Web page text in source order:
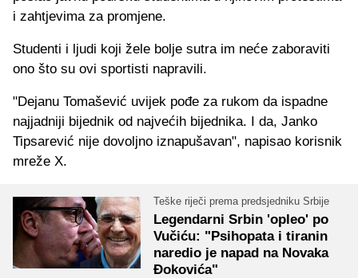
i zahtjevima za promjene.
Studenti i ljudi koji žele bolje sutra im neće zaboraviti
ono što su ovi sportisti napravili.
"Dejanu Tomašević uvijek pođe za rukom da ispadne
najjadniji bijednik od najvećih bijednika. I da, Janko
Tipsarević nije dovoljno iznapušavan", napisao korisnik
mreže X.
Teške riječi prema predsjedniku Srbije
Legendarni Srbin 'opleo' po
Vučiću: "Psihopata i tiranin
naredio je napad na Novaka
Đokovića"